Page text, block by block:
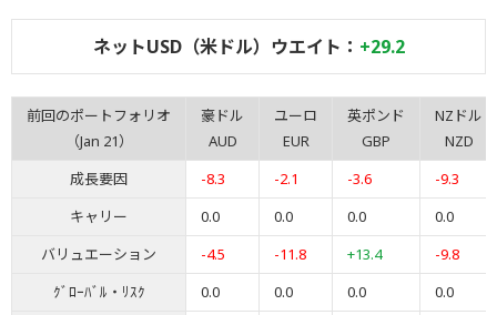
ネットUSD（米ドル）ウエイト： +29.2
前回のポートフォリオ
（Jan 21）
豪ドル
AUD
ユーロ
EUR
英ポンド
GBP
NZドル
NZD
成長要因
-8.3 -2.1 -3.6
-9.3
キャリー
0.0 0.0 0.0
0.0
バリュエーション
-4.5 -11.8 +13.4
-9.8
ｸﾞﾛｰﾊﾞﾙ・ﾘｽｸ
0.0 0.0 0.0
0.0